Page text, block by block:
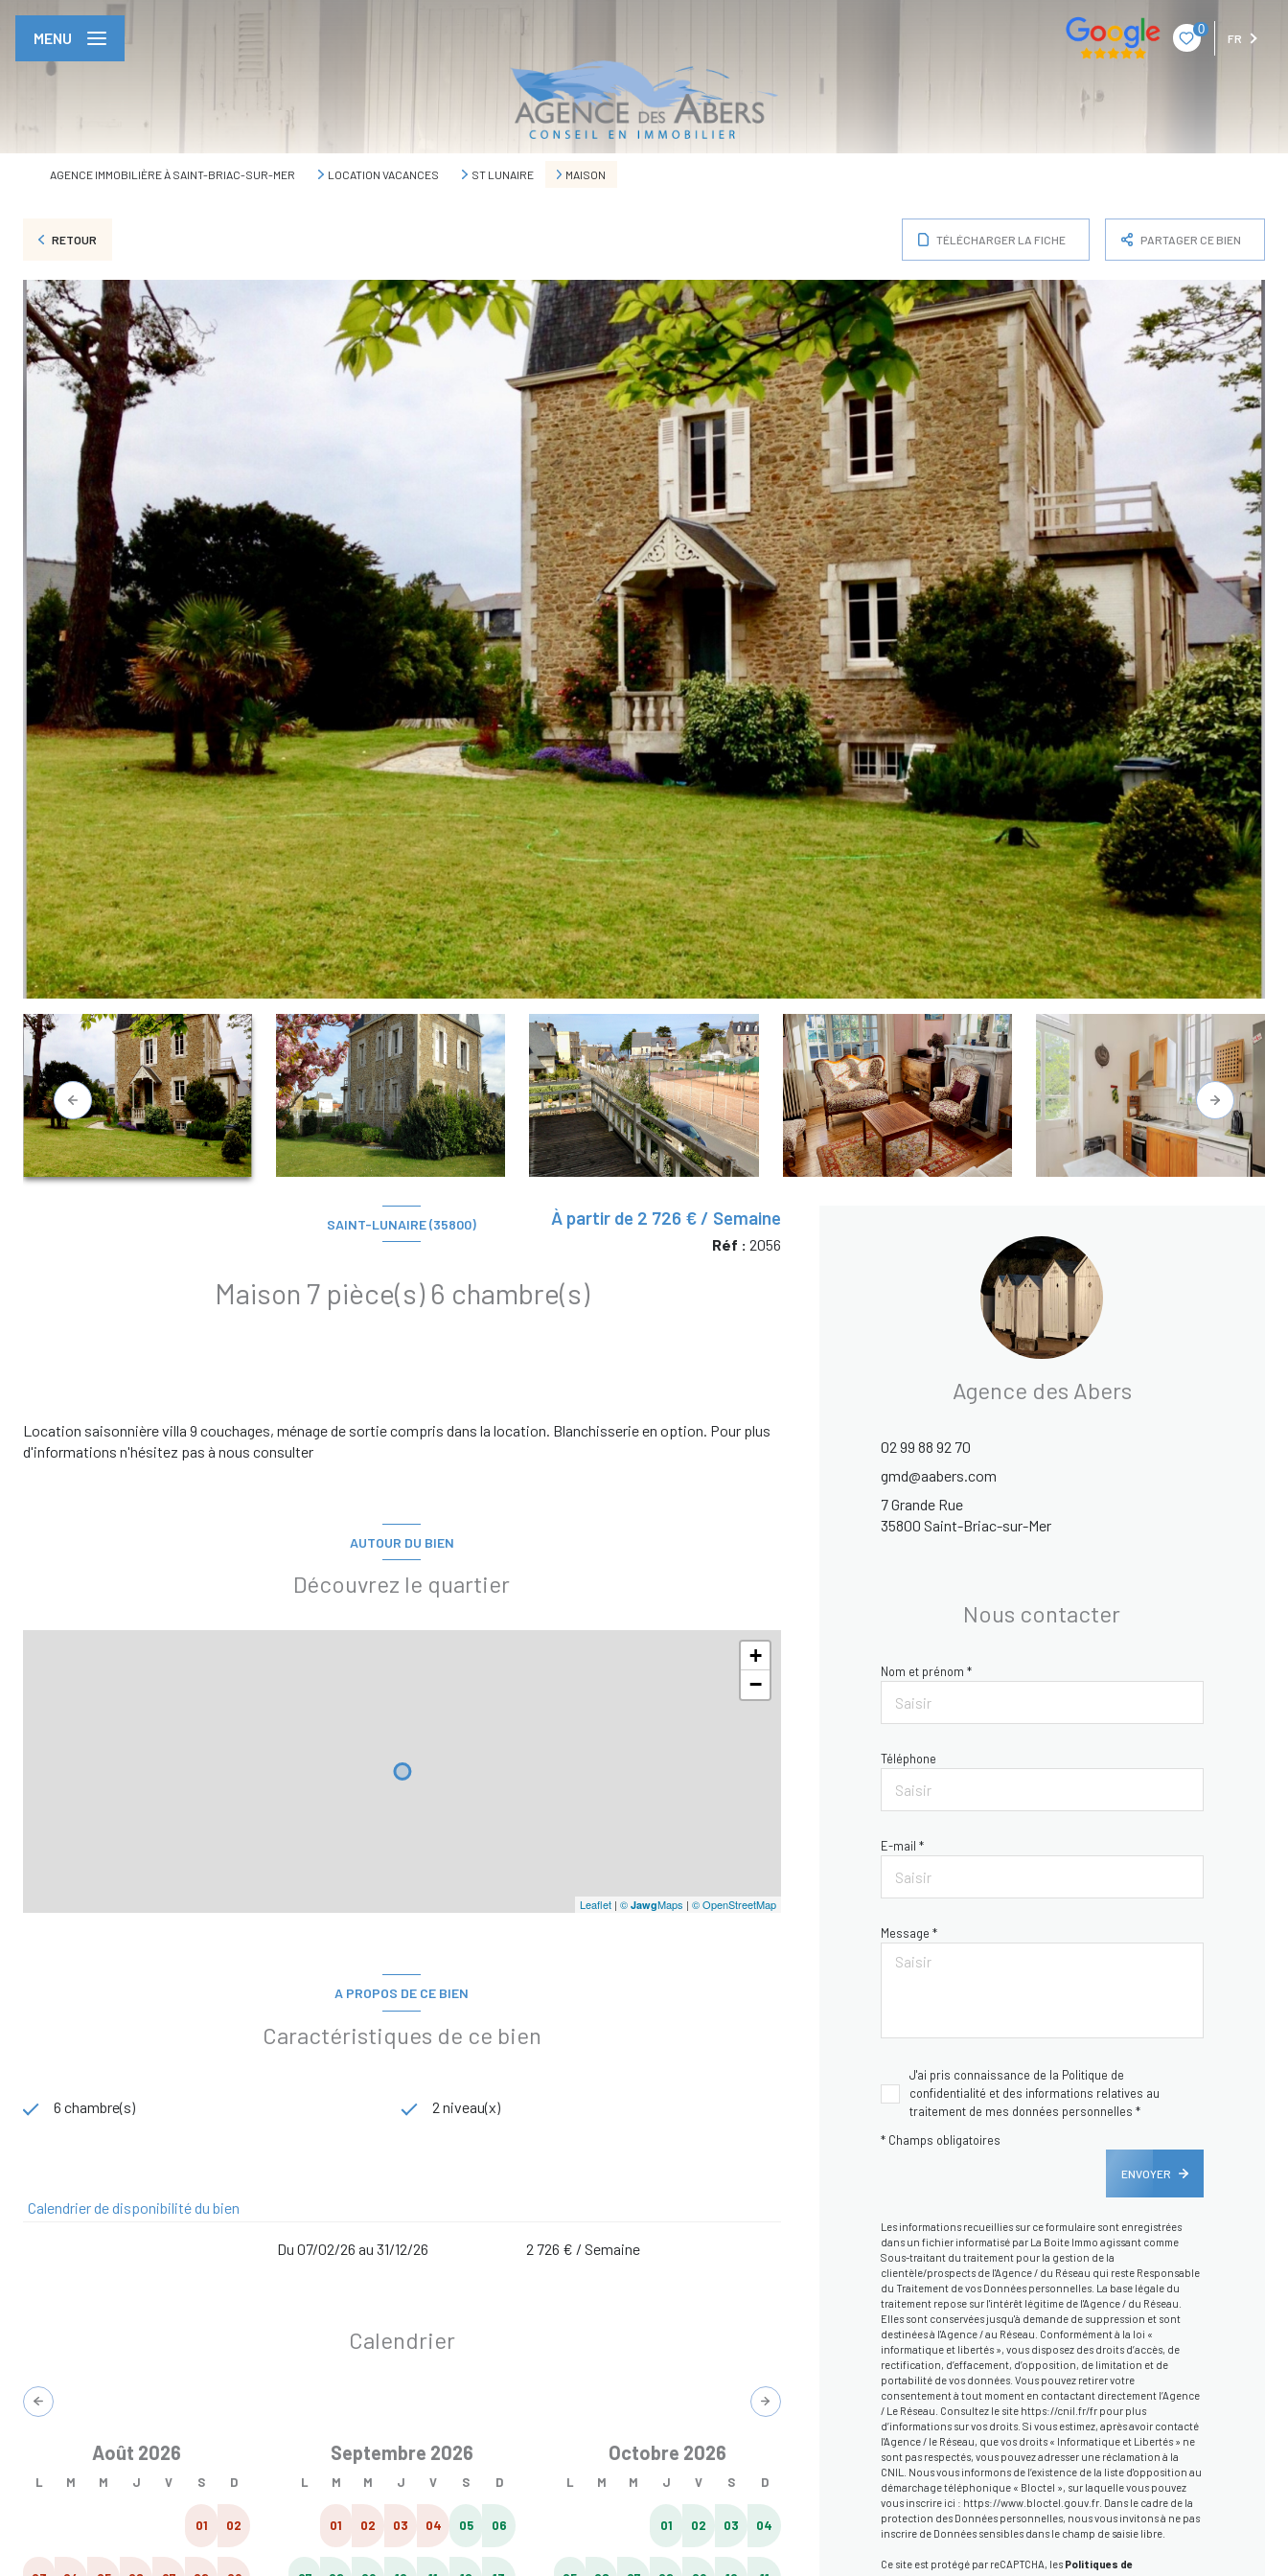
0
FR
MENU
AGENCE IMMOBILIÈRE À SAINT-BRIAC-SUR-MER LOCATION VACANCES ST LUNAIRE MAISON
RETOUR TÉLÉCHARGER LA FICHE PARTAGER CE BIEN
SAINT-LUNAIRE (35800)
Maison 7 pièce(s) 6 chambre(s)
À partir de 2 726 € / Semaine
Réf : 2056
Location saisonnière villa 9 couchages, ménage de sortie compris dans la location. Blanchisserie en option. Pour plus
d'informations n'hésitez pas à nous consulter
AUTOUR DU BIEN
Découvrez le quartier
+
−
Leaflet| © JawgMaps | © OpenStreetMap
A PROPOS DE CE BIEN
Caractéristiques de ce bien
6 chambre(s) 2 niveau(x)
Calendrier de disponibilité du bien
Du 07/02/26 au 31/12/26 2 726 € / Semaine
Calendrier
Août 2026
L M M J V S D
01 02
Septembre 2026
L M M J V S D
01 02 03 04 05 06
Octobre 2026
L M M J V S D
01 02 03 04
Novembre 2026
M J V S D
01
Décembre 2026
L M M J
01 02 03
Agence des Abers
02 99 88 92 70
gmd@aabers.com
7 Grande Rue
35800 Saint-Briac-sur-Mer
Nous contacter
Nom et prénom *
Téléphone
E-mail *
Message *
J'ai pris connaissance de la Politique de
confidentialité et des informations relatives au
traitement de mes données personnelles *
* Champs obligatoires
ENVOYER
Les informations recueillies sur ce formulaire sont enregistrées
dans un fichier informatisé par La Boite Immo agissant comme
Sous-traitant du traitement pour la gestion de la
clientèle/prospects de l'Agence / du Réseau qui reste Responsable
du Traitement de vos Données personnelles. La base légale du
traitement repose sur l'intérêt légitime de l'Agence / du Réseau.
Elles sont conservées jusqu'à demande de suppression et sont
destinées à l'Agence / au Réseau. Conformément à la loi «
informatique et libertés », vous disposez des droits d’accès, de
rectification, d’effacement, d’opposition, de limitation et de
portabilité de vos données. Vous pouvez retirer votre
consentement à tout moment en contactant directement l’Agence
/ Le Réseau. Consultez le site https://cnil.fr/frpour plus
d’informations sur vos droits. Si vous estimez, après avoir contacté
l'Agence / le Réseau, que vos droits « Informatique et Libertés » ne
sont pas respectés, vous pouvez adresser une réclamation à la
CNIL. Nous vous informons de l’existence de la liste d'opposition au
démarchage téléphonique « Bloctel », sur laquelle vous pouvez
vous inscrire ici : https://www.bloctel.gouv.fr. Dans le cadre de la
protection des Données personnelles, nous vous invitons à ne pas
inscrire de Données sensibles dans le champ de saisie libre.
Ce site est protégé par reCAPTCHA, lesPolitiques de